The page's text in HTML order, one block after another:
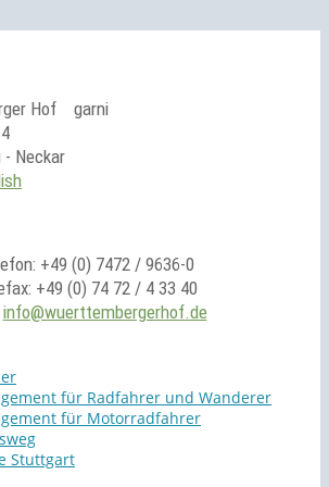
Hof
garni
- Neckar
+49 (0) 7472 / 9636-0
+49 (0) 74 72 / 4 33 40
info@wuerttembergerhof.de
für Radfahrer und Wanderer
für Motorradfahrer
Stuttgart